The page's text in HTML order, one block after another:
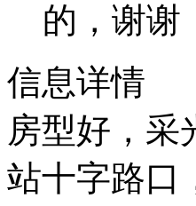
的，谢谢
信息详情
房型好，采
站十字路口